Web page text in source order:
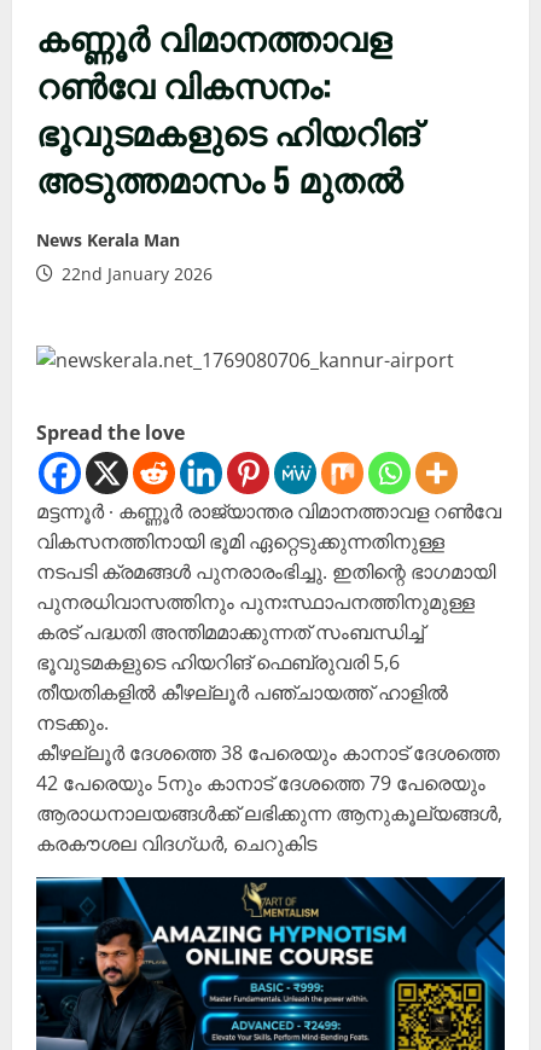
കണ്ണൂർ വിമാനത്താവള
റൺവേ വികസനം:
ഭൂവുടമകളുടെ ഹിയറിങ്
അടുത്തമാസം 5 മുതൽ
News Kerala Man
22nd January 2026
Spread the love
മട്ടന്നൂർ ∙ കണ്ണൂർ രാജ്യാന്തര വിമാനത്താവള റൺവേ
വികസനത്തിനായി ഭൂമി ഏറ്റെടുക്കുന്നതിനുള്ള
നടപടി ക്രമങ്ങൾ പുനരാരംഭിച്ചു. ഇതിന്റെ ഭാഗമായി
പുനരധിവാസത്തിനും പുനഃസ്ഥാപനത്തിനുമുള്ള
കരട് പദ്ധതി അന്തിമമാക്കുന്നത് സംബന്ധിച്ച്
ഭൂവുടമകളുടെ ഹിയറിങ് ഫെബ്രുവരി 5,6
തീയതികളിൽ കീഴല്ലൂർ പഞ്ചായത്ത് ഹാളിൽ
നടക്കും.
കീഴല്ലൂർ ദേശത്തെ 38 പേരെയും കാനാട് ദേശത്തെ
42 പേരെയും 5നും കാനാട് ദേശത്തെ 79 പേരെയും
ആരാധനാലയങ്ങൾക്ക് ലഭിക്കുന്ന ആനുകൂല്യങ്ങൾ,
കരകൗശല വിദഗ്ധർ, ചെറുകിട